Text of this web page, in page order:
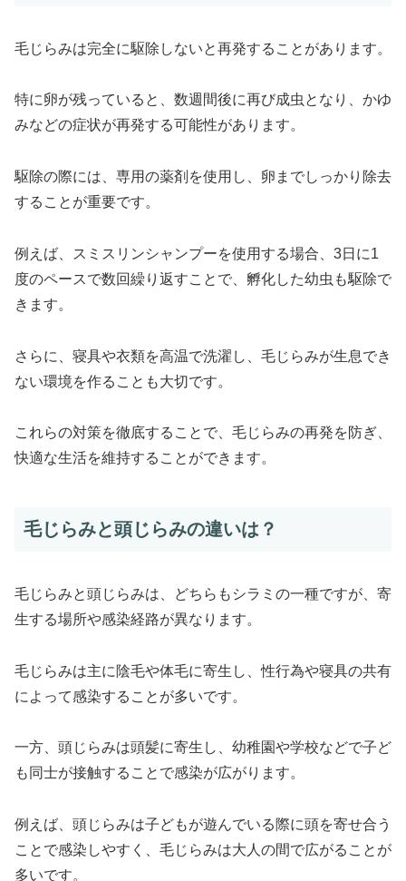
毛じらみは完全に駆除しないと再発することがあります。
特に卵が残っていると、数週間後に再び成虫となり、かゆ
みなどの症状が再発する可能性があります。
駆除の際には、専用の薬剤を使用し、卵までしっかり除去
することが重要です。
例えば、スミスリンシャンプーを使用する場合、3日に1
度のペースで数回繰り返すことで、孵化した幼虫も駆除で
きます。
さらに、寝具や衣類を高温で洗濯し、毛じらみが生息でき
ない環境を作ることも大切です。
これらの対策を徹底することで、毛じらみの再発を防ぎ、
快適な生活を維持することができます。
毛じらみと頭じらみの違いは？
毛じらみと頭じらみは、どちらもシラミの一種ですが、寄
生する場所や感染経路が異なります。
毛じらみは主に陰毛や体毛に寄生し、性行為や寝具の共有
によって感染することが多いです。
一方、頭じらみは頭髪に寄生し、幼稚園や学校などで子ど
も同士が接触することで感染が広がります。
例えば、頭じらみは子どもが遊んでいる際に頭を寄せ合う
ことで感染しやすく、毛じらみは大人の間で広がることが
多いです。